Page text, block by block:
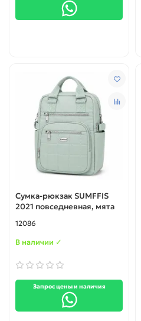
Сумка-рюкзак SUMFFIS
2021 повседневная, мята
12086
В наличии ✓
Запрос цены и наличия